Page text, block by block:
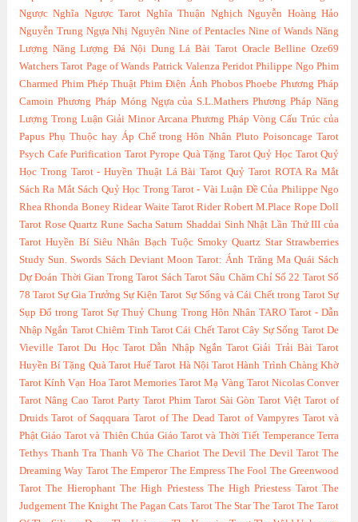
Ngược Nghĩa Ngược Tarot Nghĩa Thuận Nghịch Nguyễn Hoàng Hảo
Nguyễn Trung Ngựa Nhị Nguyên Nine of Pentacles Nine of Wands Năng
Lượng Năng Lượng Đá Nội Dung Lá Bài Tarot Oracle Belline Oze69
Watchers Tarot Page of Wands Patrick Valenza Peridot Philippe Ngo Phim
Charmed Phim Phép Thuật Phim Điện Ảnh Phobos Phoebe Phương Pháp
Camoin Phương Pháp Móng Ngựa của S.L.Mathers Phương Pháp Năng
Lượng Trong Luận Giải Minor Arcana Phương Pháp Vòng Cấu Trúc của
Papus Phụ Thuộc hay Áp Chế trong Hôn Nhân Pluto Poisoncage Tarot
Psych Cafe Purification Tarot Pyrope Quà Tặng Tarot Quỷ Học Tarot Quỷ
Học Trong Tarot - Huyền Thuật Lá Bài Tarot Quỷ Tarot ROTA Ra Mắt
Sách Ra Mắt Sách Quỷ Học Trong Tarot - Vài Luận Đề Của Philippe Ngo
Rhea Rhonda Boney Ridear Waite Tarot Rider Robert M.Place Rope Doll
Tarot Rose Quartz Rune Sacha Saturn Shaddai Sinh Nhật Lần Thứ III của
Tarot Huyền Bí Siêu Nhân Bạch Tuộc Smoky Quartz Star Strawberries
Study Sun. Swords Sách Deviant Moon Tarot: Ánh Trăng Ma Quái Sách
Dự Đoán Thời Gian Trong Tarot Sách Tarot Sâu Chăm Chỉ Số 22 Tarot Số
78 Tarot Sự Gia Trưởng Sự Kiện Tarot Sự Sống và Cái Chết trong Tarot Sự
Sụp Đổ trong Tarot Sự Thuỷ Chung Trong Hôn Nhân TARO Tarot - Dẫn
Nhập Ngắn Tarot Chiêm Tinh Tarot Cái Chết Tarot Cây Sự Sống Tarot De
Vieville Tarot Du Học Tarot Dẫn Nhập Ngắn Tarot Giải Trải Bài Tarot
Huyền Bí Tặng Quà Tarot Huế Tarot Hà Nội Tarot Hành Trình Chàng Khờ
Tarot Kính Vạn Hoa Tarot Memories Tarot Mạ Vàng Tarot Nicolas Conver
Tarot Nâng Cao Tarot Party Tarot Phim Tarot Sài Gòn Tarot Việt Tarot of
Druids Tarot of Saqquara Tarot of The Dead Tarot of Vampyres Tarot và
Phật Giáo Tarot và Thiên Chúa Giáo Tarot và Thời Tiết Temperance Terra
Tethys Thanh Tra Thanh Võ The Chariot The Devil The Devil Tarot The
Dreaming Way Tarot The Emperor The Empress The Fool The Greenwood
Tarot The Hierophant The High Priestess The High Priestess Tarot The
Judgement The Knight The Pagan Cats Tarot The Star The Tarot The Tarot